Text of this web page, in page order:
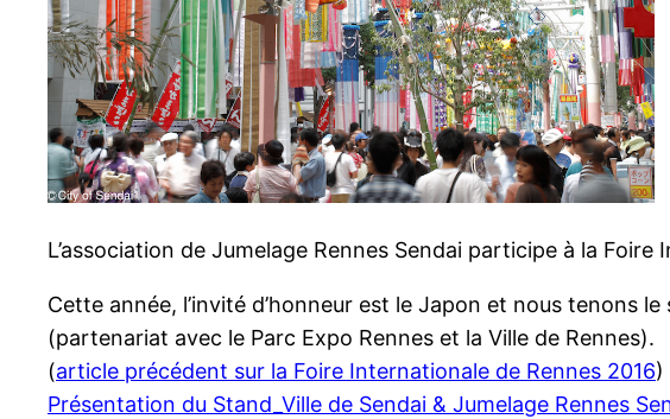
L’association de Jumelage Rennes Sendai participe à la
Cette année, l’invité d’honneur est le Japon et nous tenons
(partenariat avec le Parc Expo Rennes et la Ville de Rennes).
(article précédent sur la Foire Internationale de Rennes 2016)
Présentation du Stand_Ville de Sendai & Jumelage Rennes